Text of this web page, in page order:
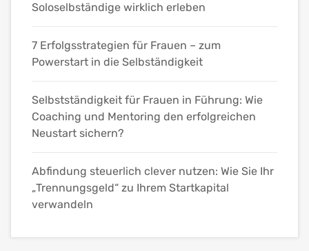
Soloselbständige wirklich erleben
7 Erfolgsstrategien für Frauen – zum
Powerstart in die Selbständigkeit
Selbstständigkeit für Frauen in Führung: Wie
Coaching und Mentoring den erfolgreichen
Neustart sichern?
Abfindung steuerlich clever nutzen: Wie Sie Ihr
„Trennungsgeld“ zu Ihrem Startkapital
verwandeln